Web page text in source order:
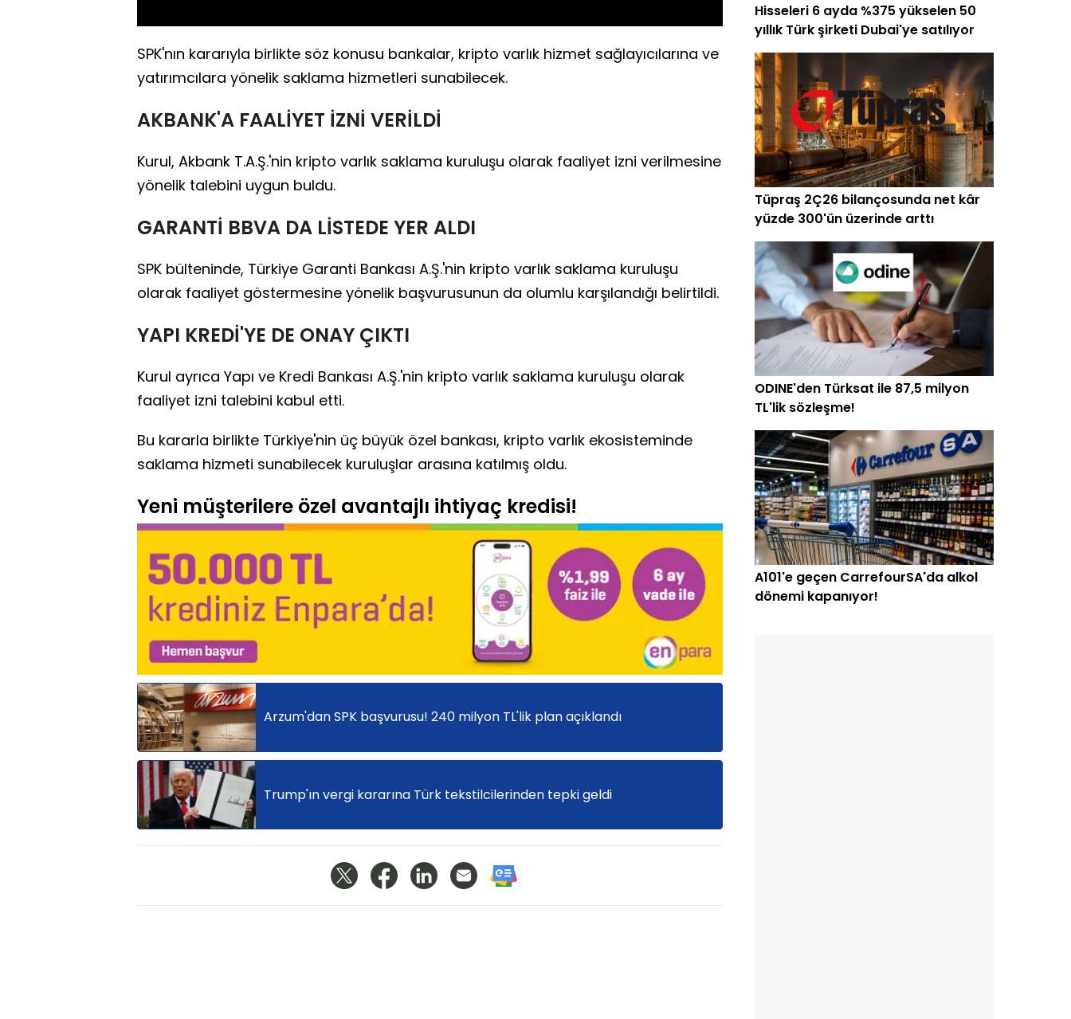
SPK'nın kararıyla birlikte söz konusu bankalar, kripto varlık hizmet sağlayıcılarına ve
yatırımcılara yönelik saklama hizmetleri sunabilecek.
AKBANK'A FAALİYET İZNİ VERİLDİ
Kurul, Akbank T.A.Ş.'nin kripto varlık saklama kuruluşu olarak faaliyet izni verilmesine
yönelik talebini uygun buldu.
GARANTİ BBVA DA LİSTEDE YER ALDI
SPK bülteninde, Türkiye Garanti Bankası A.Ş.'nin kripto varlık saklama kuruluşu
olarak faaliyet göstermesine yönelik başvurusunun da olumlu karşılandığı belirtildi.
YAPI KREDİ'YE DE ONAY ÇIKTI
Kurul ayrıca Yapı ve Kredi Bankası A.Ş.'nin kripto varlık saklama kuruluşu olarak
faaliyet izni talebini kabul etti.
Bu kararla birlikte Türkiye'nin üç büyük özel bankası, kripto varlık ekosisteminde
saklama hizmeti sunabilecek kuruluşlar arasına katılmış oldu.
Yeni müşterilere özel avantajlı ihtiyaç kredisi!
Arzum'dan SPK başvurusu! 240 milyon TL'lik plan açıklandı
Trump'ın vergi kararına Türk tekstilcilerinden tepki geldi
Hisseleri 6 ayda %375 yükselen 50
yıllık Türk şirketi Dubai'ye satılıyor
Tüpraş 2Ç26 bilançosunda net kâr
yüzde 300'ün üzerinde arttı
ODINE'den Türksat ile 87,5 milyon
TL'lik sözleşme!
A101'e geçen CarrefourSA'da alkol
dönemi kapanıyor!